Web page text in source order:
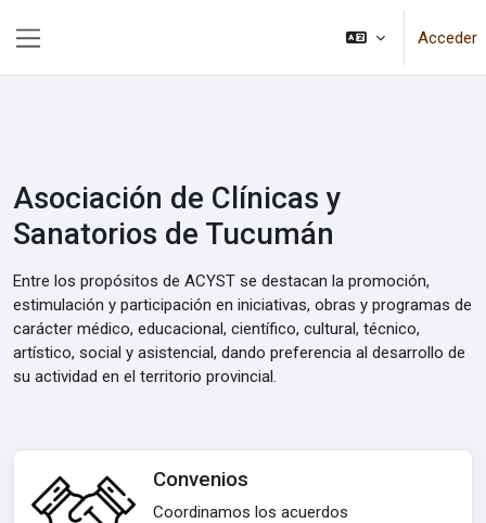
Acceder
Asociación de Clínicas y
Sanatorios de Tucumán
Entre los propósitos de ACYST se destacan la promoción,
estimulación y participación en iniciativas, obras y programas de
carácter médico, educacional, científico, cultural, técnico,
artístico, social y asistencial, dando preferencia al desarrollo de
su actividad en el territorio provincial.
Convenios
Coordinamos los acuerdos